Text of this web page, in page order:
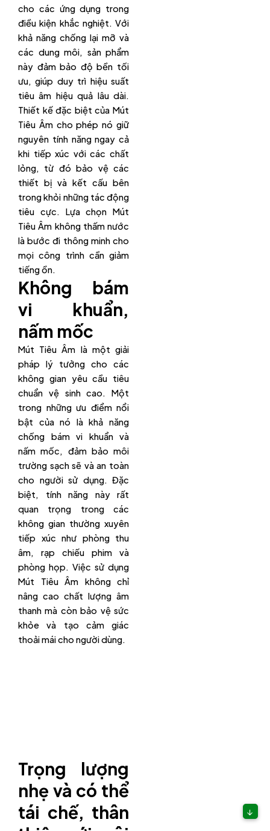
cho các ứng dụng trong
điều kiện khắc nghiệt. Với
khả năng chống lại mỡ và
các dung môi, sản phẩm
này đảm bảo độ bền tối
ưu, giúp duy trì hiệu suất
tiêu âm hiệu quả lâu dài.
Thiết kế đặc biệt của Mút
Tiêu Âm cho phép nó giữ
nguyên tính năng ngay cả
khi tiếp xúc với các chất
lỏng, từ đó bảo vệ các
thiết bị và kết cấu bên
trong khỏi những tác động
tiêu cực. Lựa chọn Mút
Tiêu Âm không thấm nước
là bước đi thông minh cho
mọi công trình cần giảm
tiếng ồn.
Không bám
vi khuẩn,
nấm mốc
Mút Tiêu Âm là một giải
pháp lý tưởng cho các
không gian yêu cầu tiêu
chuẩn vệ sinh cao. Một
trong những ưu điểm nổi
bật của nó là khả năng
chống bám vi khuẩn và
nấm mốc, đảm bảo môi
trường sạch sẽ và an toàn
cho người sử dụng. Đặc
biệt, tính năng này rất
quan trọng trong các
không gian thường xuyên
tiếp xúc như phòng thu
âm, rạp chiếu phim và
phòng họp. Việc sử dụng
Mút Tiêu Âm không chỉ
nâng cao chất lượng âm
thanh mà còn bảo vệ sức
khỏe và tạo cảm giác
thoải mái cho người dùng.
Trọng lượng
nhẹ và có thể
tái chế, thân
↓